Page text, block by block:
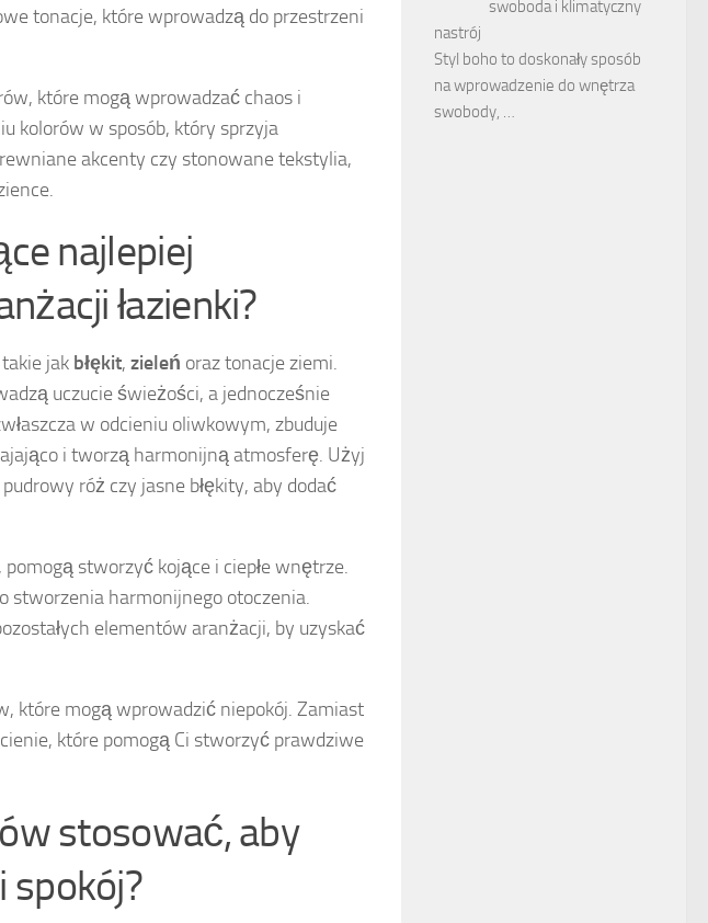
tonacje, które wprowadzą do przestrzeni
które mogą wprowadzać chaos i
kolorów w sposób, który sprzyja
akcenty czy stonowane tekstylia,
najlepiej
łazienki?
jak błękit, zieleń oraz tonacje ziemi.
uczucie świeżości, a jednocześnie
w odcieniu oliwkowym, zbuduje
i tworzą harmonijną atmosferę. Użyj
róż czy jasne błękity, aby dodać
stworzyć kojące i ciepłe wnętrze.
stworzenia harmonijnego otoczenia.
elementów aranżacji, by uzyskać
które mogą wprowadzić niepokój. Zamiast
które pomogą Ci stworzyć prawdziwe
stosować, aby
spokój?
swoboda i klimatyczny
nastrój
Styl boho to doskonały sposób
na wprowadzenie do wnętrza
swobody, …